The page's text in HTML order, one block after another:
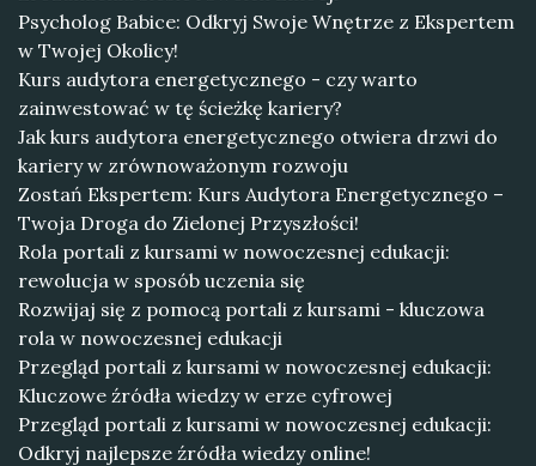
Psycholog Babice: Odkryj Swoje Wnętrze z Ekspertem
w Twojej Okolicy!
Kurs audytora energetycznego - czy warto
zainwestować w tę ścieżkę kariery?
Jak kurs audytora energetycznego otwiera drzwi do
kariery w zrównoważonym rozwoju
Zostań Ekspertem: Kurs Audytora Energetycznego –
Twoja Droga do Zielonej Przyszłości!
Rola portali z kursami w nowoczesnej edukacji:
rewolucja w sposób uczenia się
Rozwijaj się z pomocą portali z kursami - kluczowa
rola w nowoczesnej edukacji
Przegląd portali z kursami w nowoczesnej edukacji:
Kluczowe źródła wiedzy w erze cyfrowej
Przegląd portali z kursami w nowoczesnej edukacji:
Odkryj najlepsze źródła wiedzy online!